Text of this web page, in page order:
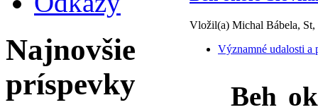
Najnovšie
príspevky
Vložil(a) Michal Bábela, St,
Významné udalosti a
Beh